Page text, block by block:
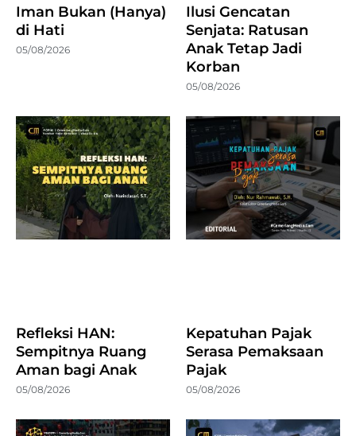
Iman Bukan (Hanya)
di Hati
05/08/2026
Ilusi Gencatan
Senjata: Ratusan
Anak Tetap Jadi
Korban
05/08/2026
Refleksi HAN:
Sempitnya Ruang
Aman bagi Anak
05/08/2026
Kepatuhan Pajak
Serasa Pemaksaan
Pajak
05/08/2026